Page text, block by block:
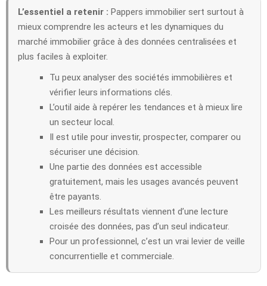
L’essentiel a retenir : Pappers immobilier sert surtout à
mieux comprendre les acteurs et les dynamiques du
marché immobilier grâce à des données centralisées et
plus faciles à exploiter.
Tu peux analyser des sociétés immobilières et
vérifier leurs informations clés.
L’outil aide à repérer les tendances et à mieux lire
un secteur local.
Il est utile pour investir, prospecter, comparer ou
sécuriser une décision.
Une partie des données est accessible
gratuitement, mais les usages avancés peuvent
être payants.
Les meilleurs résultats viennent d’une lecture
croisée des données, pas d’un seul indicateur.
Pour un professionnel, c’est un vrai levier de veille
concurrentielle et commerciale.